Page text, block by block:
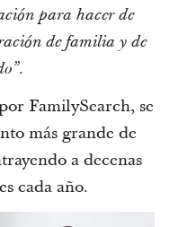
para hacer de
de familia y de
FamilySearch, se
más grande de
a decenas
cada año.